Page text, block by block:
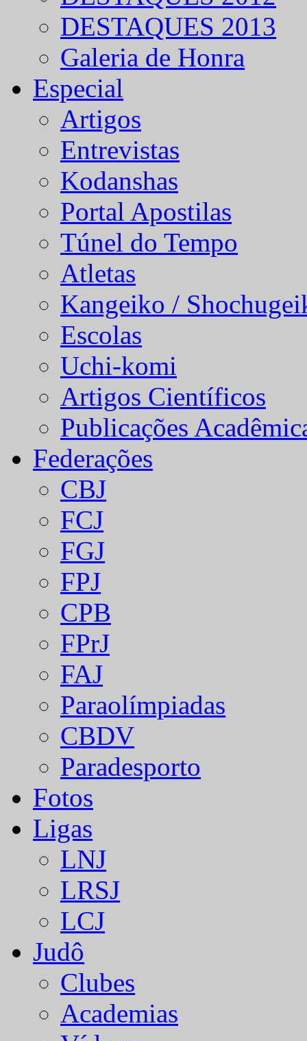
DESTAQUES 2013
Galeria de Honra
Especial
Artigos
Entrevistas
Kodanshas
Portal Apostilas
Túnel do Tempo
Atletas
Kangeiko /
Escolas
Uchi-komi
Artigos Científicos
Publicações
Federações
CBJ
FCJ
FGJ
FPJ
CPB
FPrJ
FAJ
Paraolímpiadas
CBDV
Paradesporto
Fotos
Ligas
LNJ
LRSJ
LCJ
Judô
Clubes
Academias